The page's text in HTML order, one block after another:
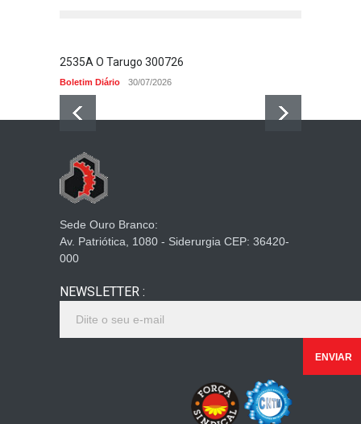
2535A O Tarugo 300726
Boletim Diário 30/07/2026
Sede Ouro Branco:
Av. Patriótica, 1080 - Siderurgia CEP: 36420-
000
NEWSLETTER :